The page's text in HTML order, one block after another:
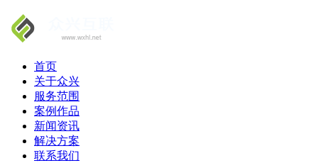
首页
关于众兴
服务范围
案例作品
新闻资讯
解决方案
联系我们